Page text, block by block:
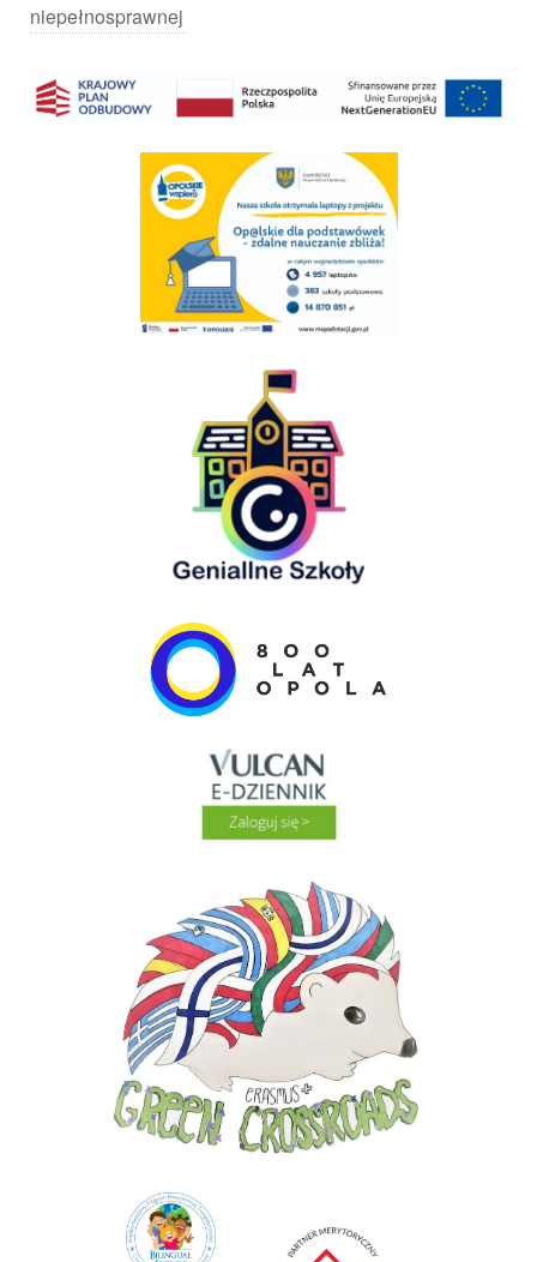
niepełnosprawnej